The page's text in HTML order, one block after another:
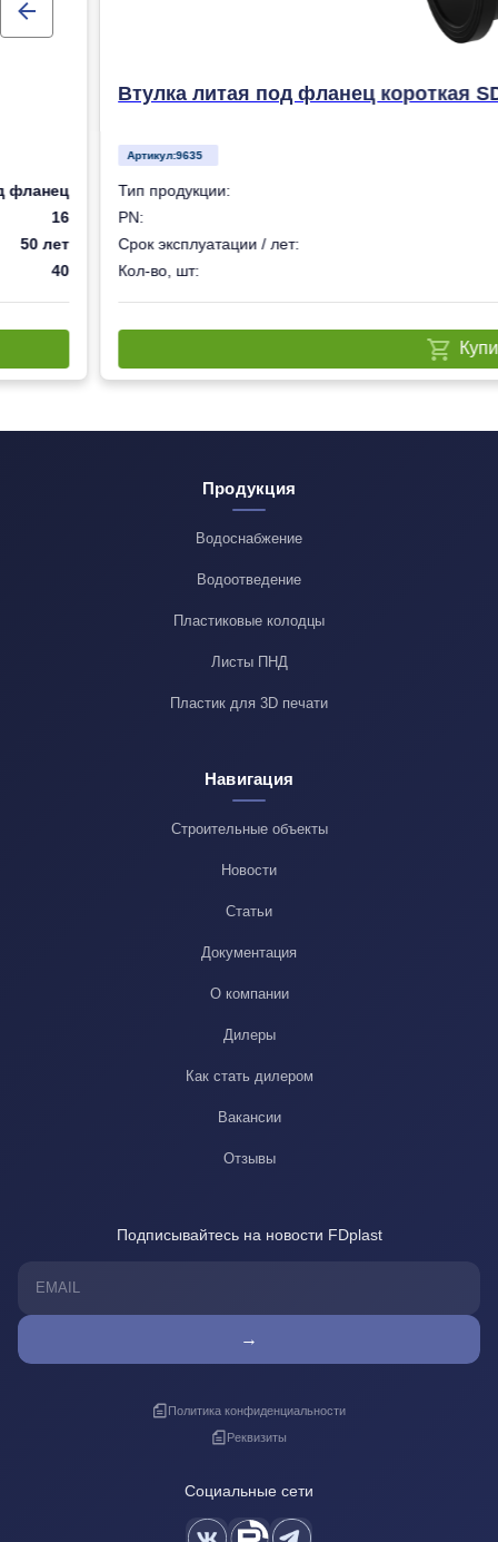
фланец
16
50 лет
40
Втулка литая под фланец короткая
Артикул:9635
Тип продукции:
PN:
Срок эксплуатации / лет:
Кол-во, шт:
Продукция
Водоснабжение
Водоотведение
Пластиковые колодцы
Листы ПНД
Пластик для 3D печати
Навигация
Строительные объекты
Новости
Статьи
Документация
О компании
Дилеры
Как стать дилером
Вакансии
Отзывы
Подписывайтесь на новости FDplast
→
Политика конфиденциальности
Реквизиты
Социальные сети